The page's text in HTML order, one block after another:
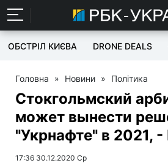
ОБСТРІЛ КИЄВА DRONE DEALS
Головна » Новини » Політика
Стокгольмский
может вынести
"Укрнафте" в 2021,
17:36 30.12.2020 Ср